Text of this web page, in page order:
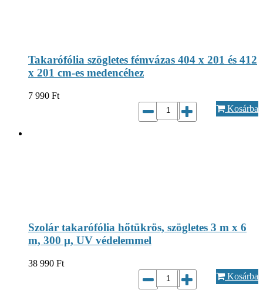
Takarófólia szögletes fémvázas 404 x 201 és 412
x 201 cm-es medencéhez
7 990 Ft
Kosárba
Szolár takarófólia hőtükrös, szögletes 3 m x 6
m, 300 µ, UV védelemmel
38 990 Ft
Kosárba